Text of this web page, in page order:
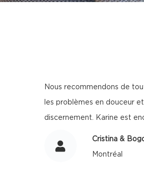
Nous recommendons de
les problèmes en douceur
discernement. Karine est
Cristina &
Montréal